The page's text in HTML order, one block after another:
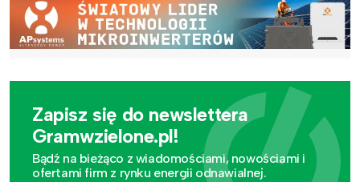
Zapisz się do newslettera
Gramwzielone.pl!
Bądź na bieżąco z wiadomościami, nowościami i
ofertami firm z rynku energii odnawialnej.